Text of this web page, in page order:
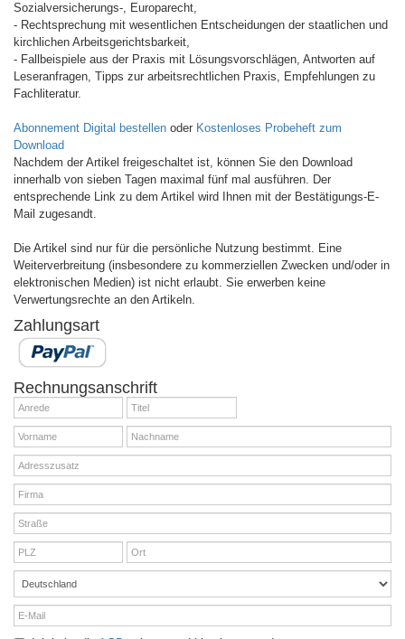
Sozialversicherungs-, Europarecht,
- Rechtsprechung mit wesentlichen Entscheidungen der staatlichen und
kirchlichen Arbeitsgerichtsbarkeit,
- Fallbeispiele aus der Praxis mit Lösungsvorschlägen, Antworten auf
Leseranfragen, Tipps zur arbeitsrechtlichen Praxis, Empfehlungen zu
Fachliteratur.
Abonnement Digital bestellen oder Kostenloses Probeheft zum
Download
Nachdem der Artikel freigeschaltet ist, können Sie den Download
innerhalb von sieben Tagen maximal fünf mal ausführen. Der
entsprechende Link zu dem Artikel wird Ihnen mit der Bestätigungs-E-
Mail zugesandt.
Die Artikel sind nur für die persönliche Nutzung bestimmt. Eine
Weiterverbreitung (insbesondere zu kommerziellen Zwecken und/oder in
elektronischen Medien) ist nicht erlaubt. Sie erwerben keine
Verwertungsrechte an den Artikeln.
Zahlungsart
Rechnungsanschrift